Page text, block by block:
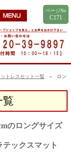
ページNo
C171
トレスセット一覧 » ロン
覧
のロングサイズ
ックスマット